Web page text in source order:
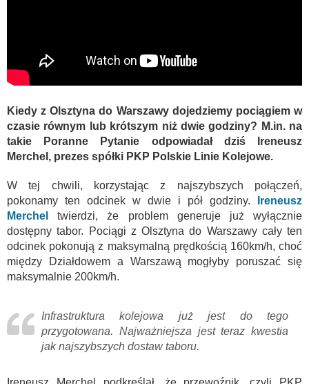
Kiedy z Olsztyna do Warszawy dojedziemy pociągiem w
czasie równym lub krótszym niż dwie godziny? M.in. na
takie Poranne Pytanie odpowiadał dziś Ireneusz
Merchel, prezes spółki PKP Polskie Linie Kolejowe.
W tej chwili, korzystając z najszybszych połączeń,
pokonamy ten odcinek w dwie i pół godziny.
Ireneusz
Merchel
twierdzi, że problem generuje już wyłącznie
dostępny tabor. Pociągi z Olsztyna do Warszawy cały ten
odcinek pokonują z maksymalną prędkością 160km/h, choć
między Działdowem a Warszawą mogłyby poruszać się
maksymalnie 200km/h.
Infrastruktura kolejowa już jest do tego
przygotowana. Najważniejsza jest teraz kwestia
jak najszybszych dostaw taboru.